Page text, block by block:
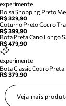
experimente
Bolsa Shopping Preto
R$ 329,90
Coturno Preto Couro
R$ 399,90
Bota Preta Cano Longo
R$ 479,90
experimente
Bota Classic Couro Preta
R$ 379,90
Veja mais